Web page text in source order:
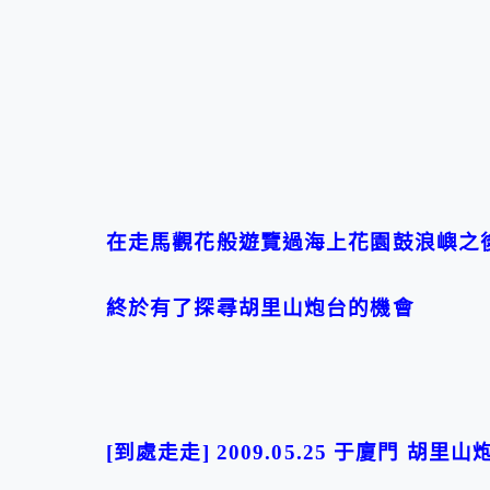
在走馬觀花般遊覽過海上花園鼓浪嶼之
終於有了探尋胡里山炮台的機會
[到處走走] 2009.05.25 于廈門 胡里山